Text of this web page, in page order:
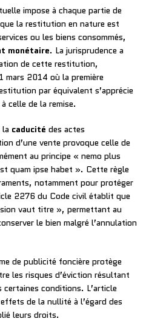
impose à chaque partie de
la restitution en nature est
ou les biens consommés,
monétaire. La jurisprudence a
de cette restitution,
mars 2014 où la première
par équivalent s’apprécie
celle de la remise.
caducité des actes
d’une vente provoque celle de
au principe « nemo plus
quam ipse habet ». Cette règle
notamment pour protéger
2276 du Code civil établit que
vaut titre », permettant au
le bien malgré l’annulation
de publicité foncière protège
les risques d’éviction résultant
conditions. L’article
de la nullité à l’égard des
leurs droits.